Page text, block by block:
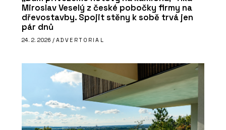
Miroslav Veselý z české pobočky firmy na
dřevostavby. Spojit stěny k sobě trvá jen
pár dnů
24. 2. 2026 / ADVERTORIAL